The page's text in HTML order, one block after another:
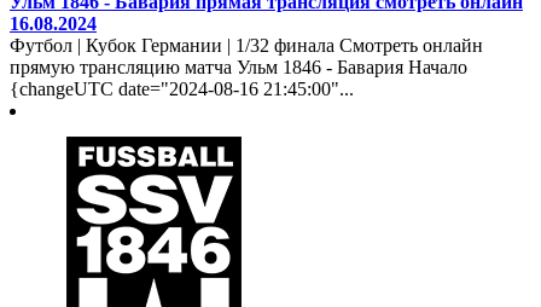
16.08.2024
Футбол | Кубок Германии | 1/32 финала Смотреть онлайн
прямую трансляцию матча Ульм 1846 - Бавария Начало
{changeUTC date="2024-08-16 21:45:00"...